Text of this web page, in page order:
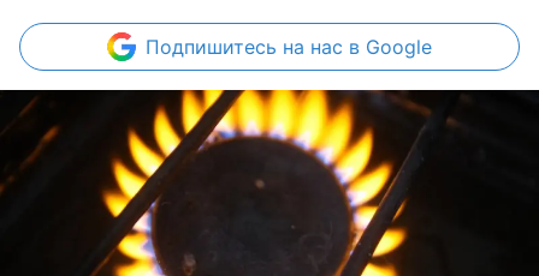
Подпишитесь на нас в Google